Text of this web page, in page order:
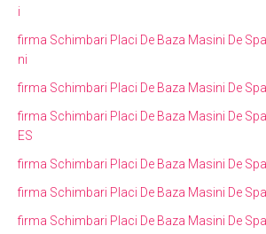
i
firma Schimbari Placi De Baza Masini De
ni
firma Schimbari Placi De Baza Masini De
firma Schimbari Placi De Baza Masini De
ES
firma Schimbari Placi De Baza Masini De
firma Schimbari Placi De Baza Masini De
firma Schimbari Placi De Baza Masini De